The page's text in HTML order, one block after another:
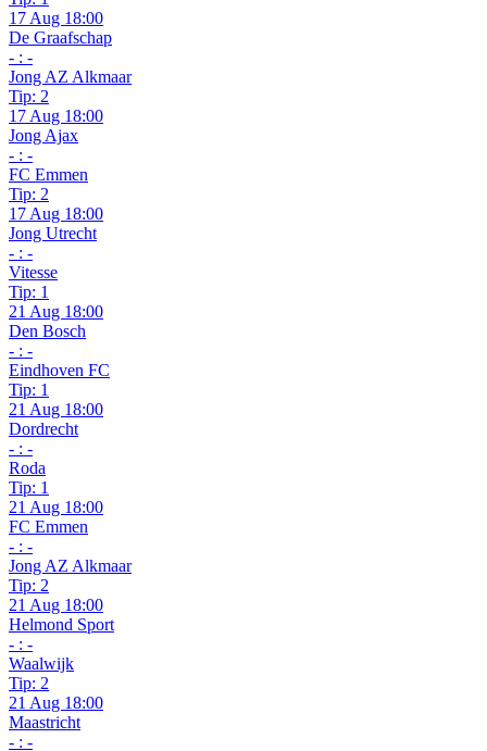
17 Aug 18:00
De Graafschap
- : -
Jong AZ Alkmaar
Tip: 2
17 Aug 18:00
Jong Ajax
- : -
FC Emmen
Tip: 2
17 Aug 18:00
Jong Utrecht
- : -
Vitesse
Tip: 1
21 Aug 18:00
Den Bosch
- : -
Eindhoven FC
Tip: 1
21 Aug 18:00
Dordrecht
- : -
Roda
Tip: 1
21 Aug 18:00
FC Emmen
- : -
Jong AZ Alkmaar
Tip: 2
21 Aug 18:00
Helmond Sport
- : -
Waalwijk
Tip: 2
21 Aug 18:00
Maastricht
- : -